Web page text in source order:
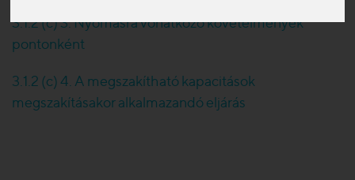
3.1.2 (c) 3. Nyomásra vonatkozó követelmények
pontonként
3.1.2 (c) 4. A megszakítható kapacitások
megszakításakor alkalmazandó eljárás